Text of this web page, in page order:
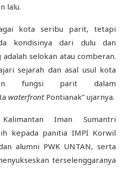
lalu.
kota seribu parit, tetapi
kondisinya dari dulu dan
selokan atau comberan.
sejarah dan asal usul kota
fungsi parit dalam
waterfrontPontianak” ujarnya.
Iman Sumantri
kepada panitia IMPI Korwil
alumni PWK UNTAN, serta
terselenggaranya